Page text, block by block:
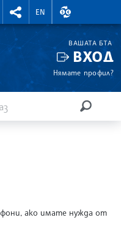
RIGHTMENU.SOCIAL
EN
ВАЛУТНИ
ВАШАТА БТА
ВХОД
Нямате профил?
ако имате нужда от